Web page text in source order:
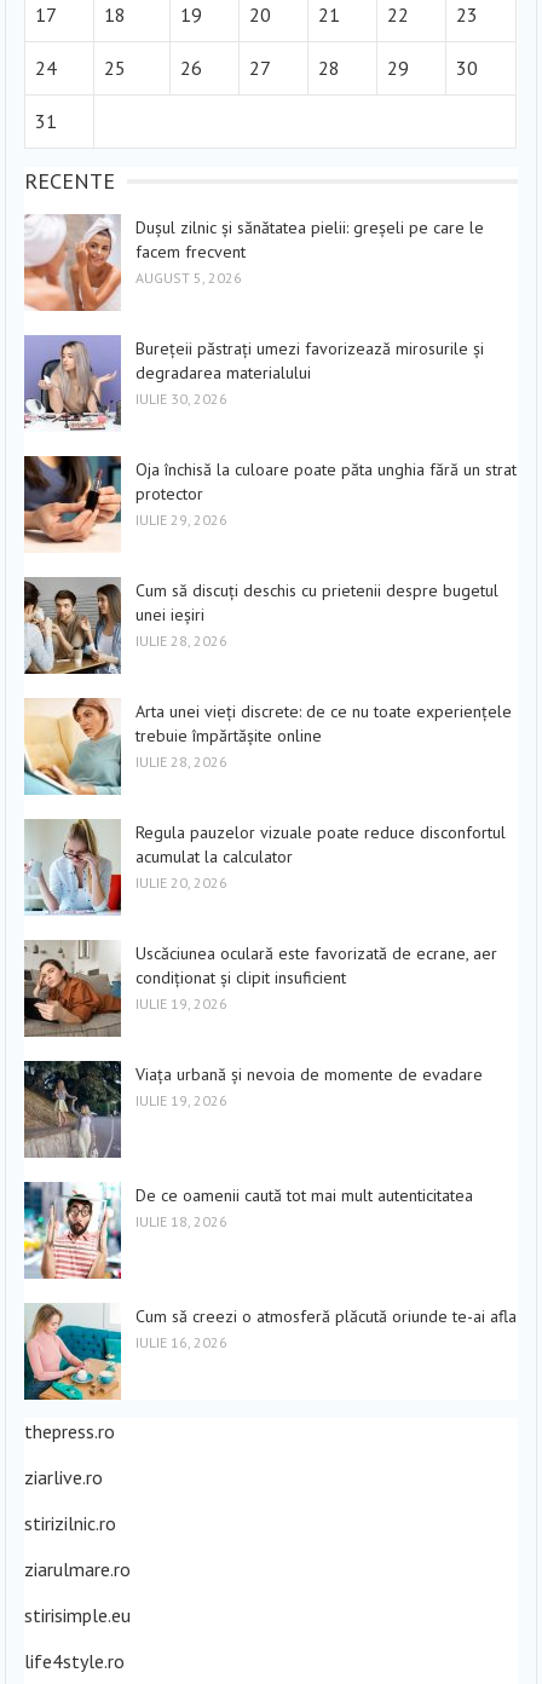
17 18 19 20 21 22 23
24 25 26 27 28 29 30
31
RECENTE
Dușul zilnic și sănătatea pielii: greșeli pe care le
facem frecvent
AUGUST 5, 2026
Burețeii păstrați umezi favorizează mirosurile și
degradarea materialului
IULIE 30, 2026
Oja închisă la culoare poate păta unghia fără un strat
protector
IULIE 29, 2026
Cum să discuți deschis cu prietenii despre bugetul
unei ieșiri
IULIE 28, 2026
Arta unei vieți discrete: de ce nu toate experiențele
trebuie împărtășite online
IULIE 28, 2026
Regula pauzelor vizuale poate reduce disconfortul
acumulat la calculator
IULIE 20, 2026
Uscăciunea oculară este favorizată de ecrane, aer
condiționat și clipit insuficient
IULIE 19, 2026
Viața urbană și nevoia de momente de evadare
IULIE 19, 2026
De ce oamenii caută tot mai mult autenticitatea
IULIE 18, 2026
Cum să creezi o atmosferă plăcută oriunde te-ai afla
IULIE 16, 2026
thepress.ro
ziarlive.ro
stirizilnic.ro
ziarulmare.ro
stirisimple.eu
life4style.ro